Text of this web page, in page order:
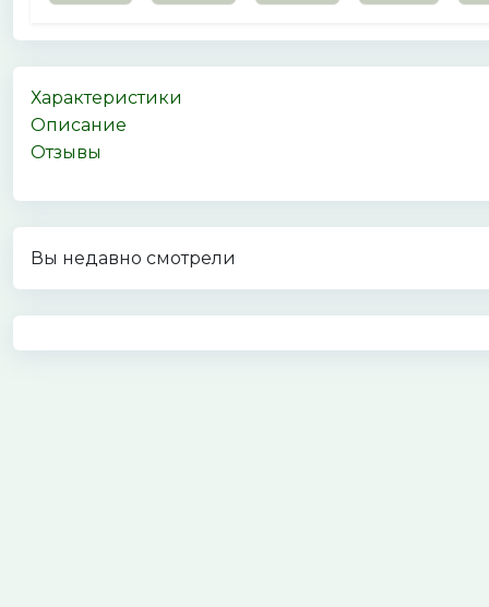
Характеристики
Описание
Отзывы
Вы недавно смотрели